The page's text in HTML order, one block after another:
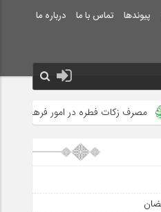
پیوندها تماس با ما درباره ما
فرهنگی جلوه‌های بزرگ نصرت